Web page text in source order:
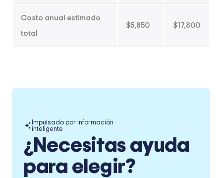
Costo anual estimado
total
$5,850 $17,800
Impulsado por información
inteligente
¿Necesitas ayuda
para elegir?